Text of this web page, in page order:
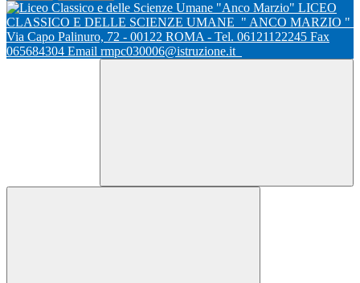
LICEO
CLASSICO E DELLE SCIENZE UMANE " ANCO MARZIO "
Via Capo Palinuro, 72 - 00122 ROMA - Tel. 06121122245 Fax
065684304 Email rmpc030006@istruzione.it